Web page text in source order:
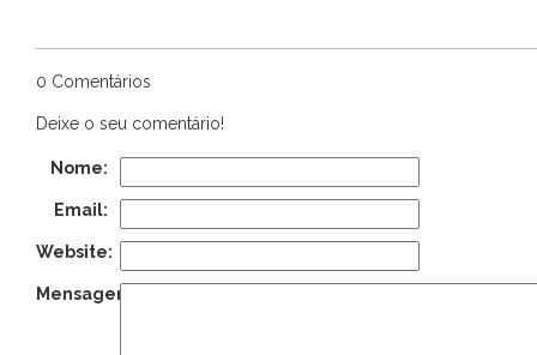
0 Comentários
Deixe o seu comentário!
Nome:
Email:
Website:
Mensagem: